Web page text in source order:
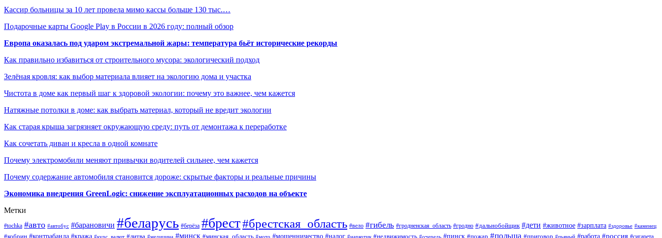
Кассир больницы за 10 лет провела мимо кассы больше 130 тыс.…
Подарочные карты Google Play в России в 2026 году: полный обзор
Европа оказалась под ударом экстремальной жары: температура бьёт исторические рекорды
Как правильно избавиться от строительного мусора: экологический подход
Зелёная кровля: как выбор материала влияет на экологию дома и участка
Чистота в доме как первый шаг к здоровой экологии: почему это важнее, чем кажется
Натяжные потолки в доме: как выбрать материал, который не вредит экологии
Как старая крыша загрязняет окружающую среду: путь от демонтажа к переработке
Как сочетать диван и кресла в одной комнате
Почему электромобили меняют привычки водителей сильнее, чем кажется
Почему содержание автомобиля становится дороже: скрытые факторы и реальные причины
Экономика внедрения GreenLogic: снижение эксплуатационных расходов на объекте
Метки
#tochka #авто #автобус #барановичи #беларусь #берёза #брест#брестская_область #вело #гибель #гродненская_область #гродно #дальнобойщик #дети #животное #зарплата #здоровье #каменец
#кобрин #контрабанда #кража #курс_валют #литва #медицина #минск #минская_область #мото #мошенничество #налог #наркотик #недвижимость #очередь #пинск #пожар #польша #приговор #пьяный #работа #россия #сигарета